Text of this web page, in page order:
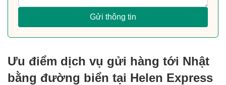
Gửi thông tin
Ưu điểm dịch vụ gửi hàng tới Nhật
bằng đường biển tại Helen Express